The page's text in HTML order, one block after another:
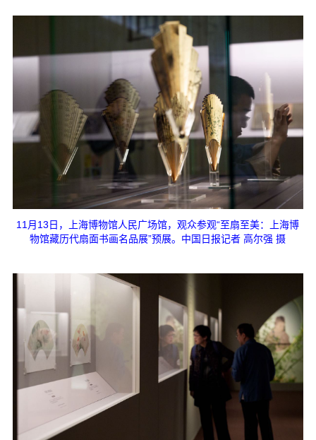
11月13日，上海博物馆人民广场馆，观众参观“至扇至美：上海博
物馆藏历代扇面书画名品展”预展。中国日报记者 高尔强 摄